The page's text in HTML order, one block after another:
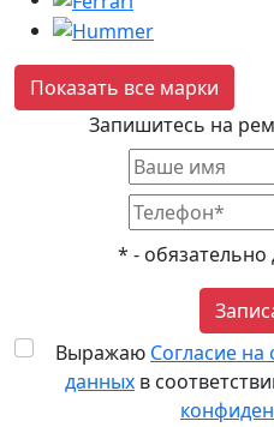
Показать все марки
Запишитесь на
* - обязательно
Выражаю Согласие
данных в